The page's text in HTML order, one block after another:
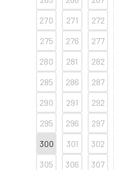
270
271 272
275
276 277
280
281 282
285
286 287
290
291 292
295
296 297
300
301 302
305
306 307